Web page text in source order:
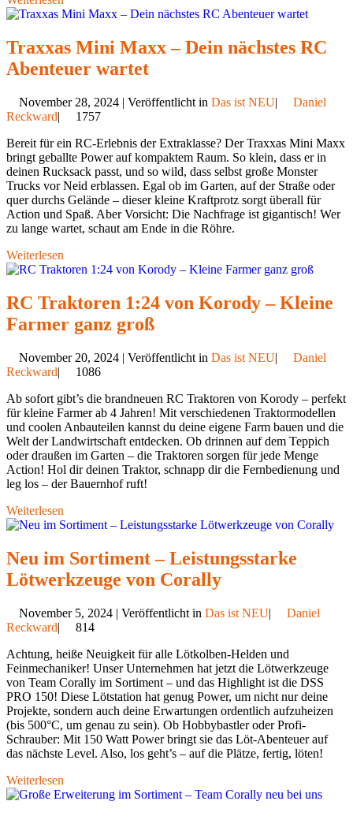
Traxxas Mini Maxx – Dein nächstes RC
Abenteuer wartet
November 28, 2024 | Veröffentlicht in Das ist NEU|
Daniel
Reckward|
1757
Bereit für ein RC-Erlebnis der Extraklasse? Der Traxxas Mini Maxx
bringt geballte Power auf kompaktem Raum. So klein, dass er in
deinen Rucksack passt, und so wild, dass selbst große Monster
Trucks vor Neid erblassen. Egal ob im Garten, auf der Straße oder
quer durchs Gelände – dieser kleine Kraftprotz sorgt überall für
Action und Spaß. Aber Vorsicht: Die Nachfrage ist gigantisch! Wer
zu lange wartet, schaut am Ende in die Röhre.
Weiterlesen
RC Traktoren 1:24 von Korody – Kleine
Farmer ganz groß
November 20, 2024 | Veröffentlicht in Das ist NEU|
Daniel
Reckward|
1086
Ab sofort gibt’s die brandneuen RC Traktoren von Korody – perfekt
für kleine Farmer ab 4 Jahren! Mit verschiedenen Traktormodellen
und coolen Anbauteilen kannst du deine eigene Farm bauen und die
Welt der Landwirtschaft entdecken. Ob drinnen auf dem Teppich
oder draußen im Garten – die Traktoren sorgen für jede Menge
Action! Hol dir deinen Traktor, schnapp dir die Fernbedienung und
leg los – der Bauernhof ruft!
Weiterlesen
Neu im Sortiment – Leistungsstarke
Lötwerkzeuge von Corally
November 5, 2024 | Veröffentlicht in Das ist NEU|
Daniel
Reckward|
814
Achtung, heiße Neuigkeit für alle Lötkolben-Helden und
Feinmechaniker! Unser Unternehmen hat jetzt die Lötwerkzeuge
von Team Corally im Sortiment – und das Highlight ist die DSS
PRO 150! Diese Lötstation hat genug Power, um nicht nur deine
Projekte, sondern auch deine Erwartungen ordentlich aufzuheizen
(bis 500°C, um genau zu sein). Ob Hobbybastler oder Profi-
Schrauber: Mit 150 Watt Power bringt sie das Löt-Abenteuer auf
das nächste Level. Also, los geht’s – auf die Plätze, fertig, löten!
Weiterlesen